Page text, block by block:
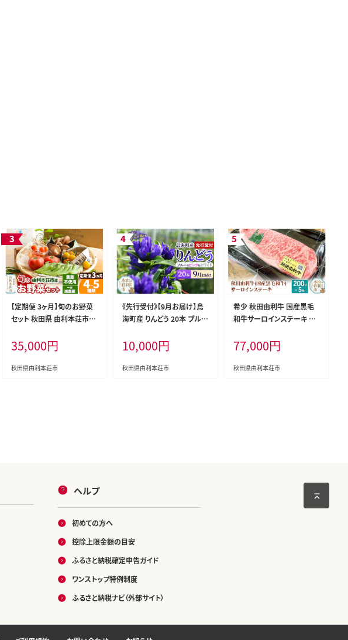
【定期便 3ヶ月】旬のお野菜
セット 秋田県 由利本荘市産
薬 [野菜 セット 季節野菜 旬
野菜 お野菜 山菜 果物 栽培
期間中 農薬不使用 春夏秋
35,000円
秋田県由利本荘市
《先行受付》【9月お届け】鳥
海町産 りんどう 20本 ブルー
ンドウ 竜胆 花 生花 仏花 切
り花 ギフト 贈答 インテリア
フラワー 秋田県 由利本荘市
10,000円
秋田県由利本荘市
希少 秋田由利牛 国産黒毛
和牛サーロインステーキ 真
77,000円
秋田県由利本荘市
ヘルプ
初めての方へ
控除上限金額の目安
ふるさと納税確定申告ガイド
ワンストップ特例制度
ふるさと納税ナビ（外部サイト）